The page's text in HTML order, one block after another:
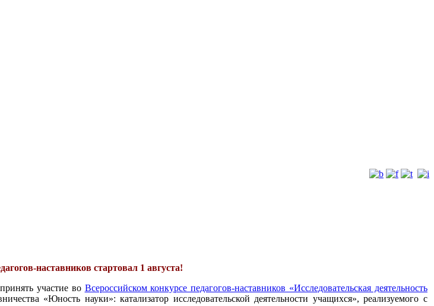
наставников стартовал 1 августа!
участие во Всероссийском конкурсе педагогов-наставников «Исследовательская деятельность
«Юность науки»: катализатор исследовательской деятельности учащихся», реализуемого с